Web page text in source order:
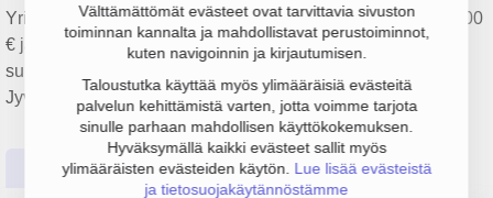
Välttämättömät evästeet ovat tarvittavia sivuston
toiminnan kannalta ja mahdollistavat perustoiminnot,
kuten navigoinnin ja kirjautumisen.
Taloustutka käyttää myös ylimääräisiä evästeitä
palvelun kehittämistä varten, jotta voimme tarjota
sinulle parhaan mahdollisen käyttökokemuksen.
Hyväksymällä kaikki evästeet sallit myös
ylimääräisten evästeiden käytön. Lue lisää evästeistä
ja tietosuojakäytännöstämme
Yrityksen DigiProfIT Oy liikevaihto on 273 000 €, tulos 23 000
€ ja henkilöstömäärä 2. Sen päätoimiala on Ohjelmistojen
suunnittelu ja valmistus, perustamisvuosi 2008 ja sijainti
Jyväskylä. Yrityksen yhtiömuoto Osakeyhtiö (OY).
Perustiedot Tilinpäätösluvut Päättäjätiedot